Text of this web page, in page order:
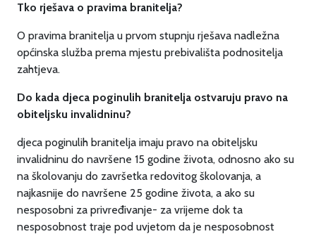
Tko rješava o pravima branitelja?
O pravima branitelja u prvom stupnju rješava nadležna
općinska služba prema mjestu prebivališta podnositelja
zahtjeva.
Do kada djeca poginulih branitelja ostvaruju pravo na
obiteljsku invalidninu?
djeca poginulih branitelja imaju pravo na obiteljsku
invalidninu do navršene 15 godine života, odnosno ako su
na školovanju do završetka redovitog školovanja, a
najkasnije do navršene 25 godine života, a ako su
nesposobni za privređivanje- za vrijeme dok ta
nesposobnost traje pod uvjetom da je nesposobnost